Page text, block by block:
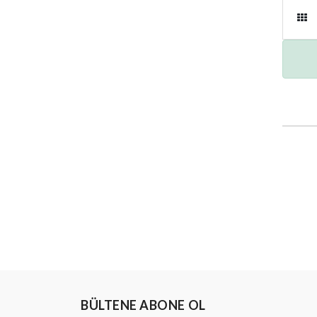
BÜLTENE ABONE OL